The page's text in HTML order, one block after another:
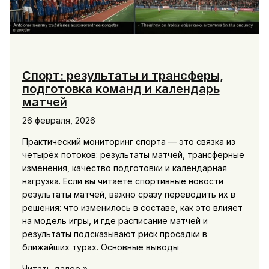
Спорт: результаты и трансферы,
подготовка команд и календарь
матчей
26 февраля, 2026
Практический мониторинг спорта — это связка из
четырёх потоков: результаты матчей, трансферные
изменения, качество подготовки и календарная
нагрузка. Если вы читаете спортивные новости
результаты матчей, важно сразу переводить их в
решения: что изменилось в составе, как это влияет
на модель игры, и где расписание матчей и
результаты подсказывают риск просадки в
ближайших турах. Основные выводы